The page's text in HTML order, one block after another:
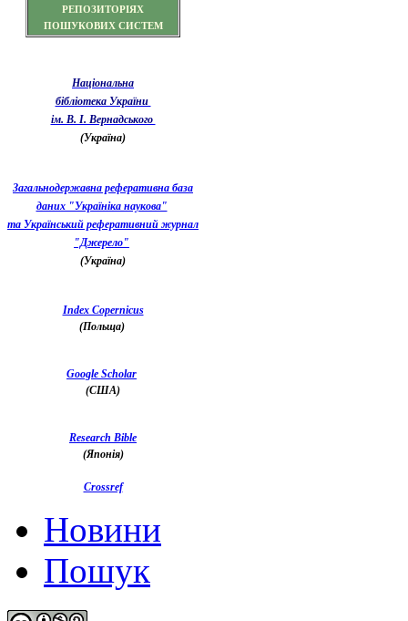
РЕПОЗИТОРІЯХ
ПОШУКОВИХ СИСТЕМ
Національна
бібліотека України
ім. В. І. Вернадського
(Україна)
Загальнодержавна реферативна база
даних "Україніка наукова"
та Український реферативний журнал
"Джерело"
(Україна)
Index Copernicus
(Польща)
Google Scholar
(США)
Research Bible
(Японія)
Crossref
Новини
Пошук